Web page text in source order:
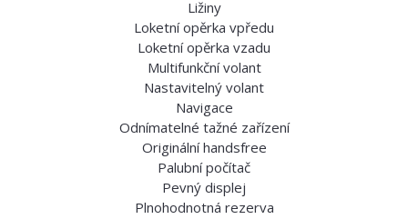
Ližiny
Loketní opěrka vpředu
Loketní opěrka vzadu
Multifunkční volant
Nastavitelný volant
Navigace
Odnímatelné tažné zařízení
Originální handsfree
Palubní počítač
Pevný displej
Plnohodnotná rezerva